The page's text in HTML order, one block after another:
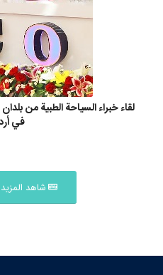
لقاء خبراء السياحة الطبية من
في
شاهد